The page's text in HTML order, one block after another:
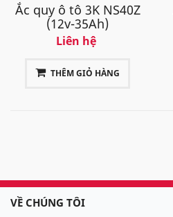
Ắc quy ô tô 3K NS40Z
(12v-35Ah)
Liên hệ
THÊM GIỎ HÀNG
VỀ CHÚNG TÔI